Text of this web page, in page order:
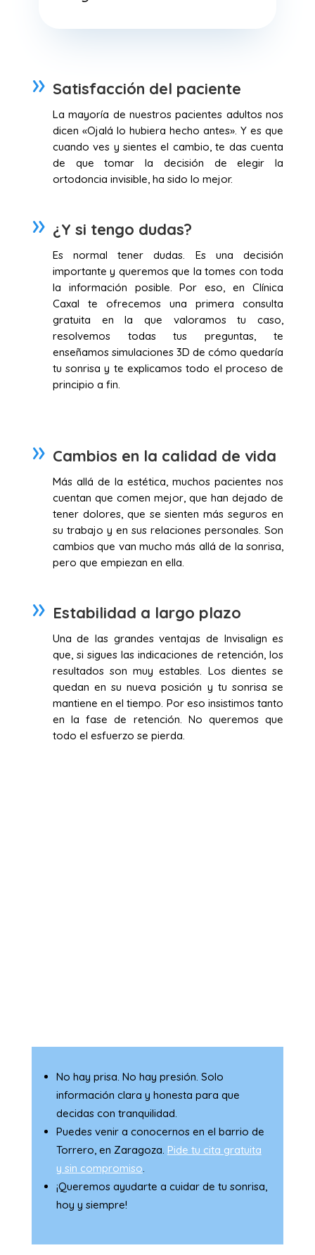
Satisfacción del paciente
La mayoría de nuestros pacientes adultos nos
dicen «Ojalá lo hubiera hecho antes». Y es que
cuando ves y sientes el cambio, te das cuenta
de que tomar la decisión de elegir la
ortodoncia invisible, ha sido lo mejor.
¿Y si tengo dudas?
Es normal tener dudas. Es una decisión
importante y queremos que la tomes con toda
la información posible. Por eso, en Clínica
Caxal te ofrecemos una primera consulta
gratuita en la que valoramos tu caso,
resolvemos todas tus preguntas, te
enseñamos simulaciones 3D de cómo quedaría
tu sonrisa y te explicamos todo el proceso de
principio a fin.
Cambios en la calidad de vida
Más allá de la estética, muchos pacientes nos
cuentan que comen mejor, que han dejado de
tener dolores, que se sienten más seguros en
su trabajo y en sus relaciones personales. Son
cambios que van mucho más allá de la sonrisa,
pero que empiezan en ella.
Estabilidad a largo plazo
Una de las grandes ventajas de Invisalign es
que, si sigues las indicaciones de retención, los
resultados son muy estables. Los dientes se
quedan en su nueva posición y tu sonrisa se
mantiene en el tiempo. Por eso insistimos tanto
en la fase de retención. No queremos que
todo el esfuerzo se pierda.
No hay prisa. No hay presión. Solo
información clara y honesta para que
decidas con tranquilidad.
Puedes venir a conocernos en el barrio de
Torrero, en Zaragoza. Pide tu cita gratuita
y sin compromiso
¡Queremos ayudarte a cuidar de tu sonrisa,
hoy y siempre!